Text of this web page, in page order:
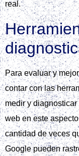
real.
Para evaluar y
contar con las
medir y
web en este
cantidad de veces
Google pueden